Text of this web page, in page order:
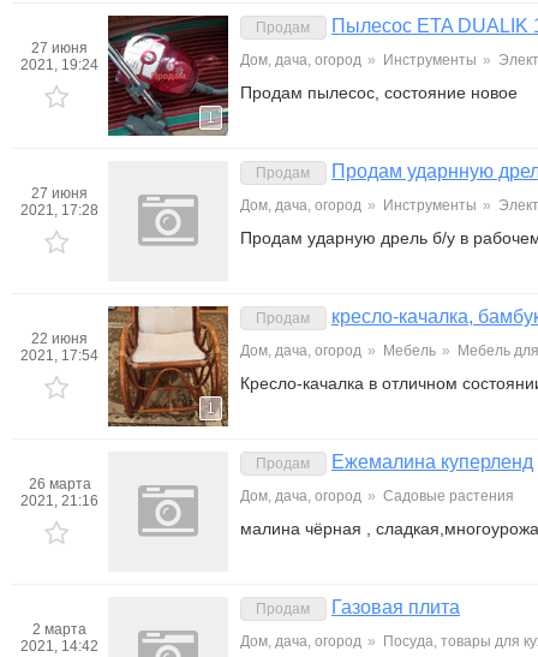
27 июня
2021, 19:24
1
Продам Пылесос ETA DUALIK
Дом, дача, огород » Инструменты »
Продам пылесос, состояние новое
27 июня
2021, 17:28
Продам Продам ударнную
Дом, дача, огород » Инструменты »
Продам ударную дрель б/у в
22 июня
2021, 17:54
1
Продам кресло-качалка,
Дом, дача, огород » Мебель » Мебель
Кресло-качалка в отличном
26 марта
2021, 21:16
Продам Ежемалина куперленд
Дом, дача, огород » Садовые растения
малина чёрная ,
2 марта
2021, 14:42
Продам Газовая плита
Дом, дача, огород » Посуда, товары для